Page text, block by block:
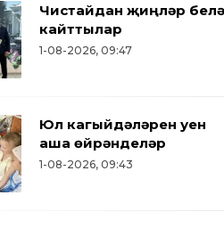
Чистайдан җиңүләр
кайттылар
1-08-2026, 09:47
Юл кагыйдәләрен уен
аша өйрәнделәр
1-08-2026, 09:43